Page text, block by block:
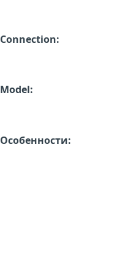
Connection:
Model:
Особенности: